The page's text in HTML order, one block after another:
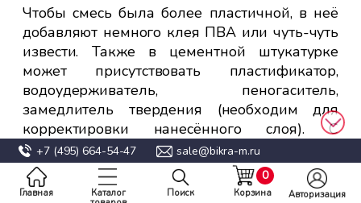
+7 (495) 664-54-47 sale@bikra-m.ru
Авторизация
0
Корзина
Главная
Каталог
Поиск
Чтобы смесь была более пластичной, в неё
добавляют немного клея ПВА или чуть-чуть
извести. Также в цементной штукатурке
может присутствовать пластификатор,
водоудерживатель, пеногаситель,
замедлитель твердения (необходим для
корректировки нанесённого слоя). С
помощью представленного вида штукатурок
легко исправляются дефекты поверхности,
имеющие глубину до 2 см.